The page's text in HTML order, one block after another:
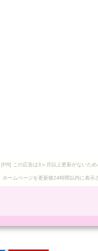
[PR] この広告は3ヶ月以上更新がないため
ホームページを更新後24時間以内に表示